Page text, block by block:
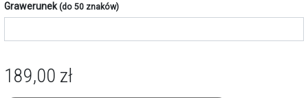
Grawerunek(do 50 znaków)
189,00 zł